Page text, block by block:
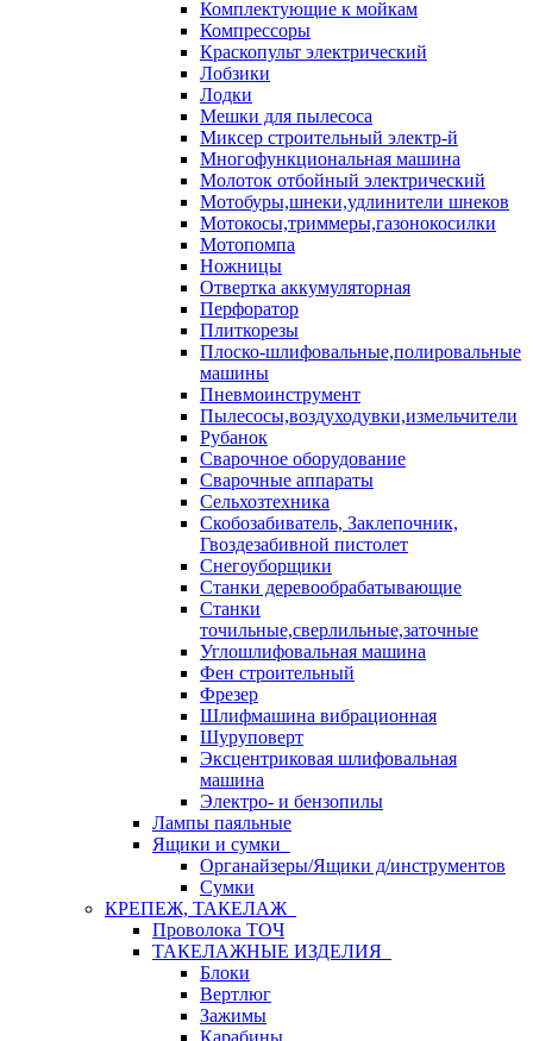
Комплектующие к мойкам
Компрессоры
Краскопульт электрический
Лобзики
Лодки
Мешки для пылесоса
Миксер строительный электр-й
Многофункциональная машина
Молоток отбойный электрический
Мотобуры,шнеки,удлинители шнеков
Мотокосы,триммеры,газонокосилки
Мотопомпа
Ножницы
Отвертка аккумуляторная
Перфоратор
Плиткорезы
Плоско-шлифовальные,полировальные
машины
Пневмоинструмент
Пылесосы,воздуходувки,измельчители
Рубанок
Сварочное оборудование
Сварочные аппараты
Сельхозтехника
Скобозабиватель, Заклепочник,
Гвоздезабивной пистолет
Снегоуборщики
Станки деревообрабатывающие
Станки
точильные,сверлильные,заточные
Углошлифовальная машина
Фен строительный
Фрезер
Шлифмашина вибрационная
Шуруповерт
Эксцентриковая шлифовальная
машина
Электро- и бензопилы
Лампы паяльные
Ящики и сумки
Органайзеры/Ящики д/инструментов
Сумки
КРЕПЕЖ, ТАКЕЛАЖ
Проволока ТОЧ
ТАКЕЛАЖНЫЕ ИЗДЕЛИЯ
Блоки
Вертлюг
Зажимы
Карабины